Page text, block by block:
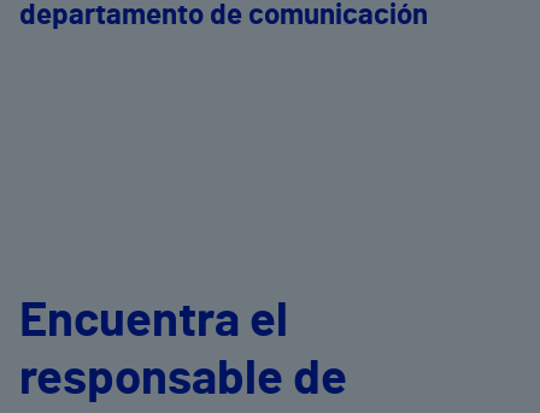
departamento de comunicación
Encuentra el
responsable de